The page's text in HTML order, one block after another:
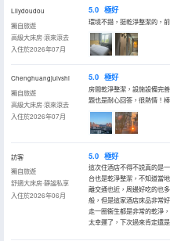
Lilydoudou
獨自旅遊
高級大床房·滾來滾去
入住於2026年07月
5.0 極好
環境不錯，挺乾淨整潔的，
Chenghuangjulvshi
獨自旅遊
高級大床房·滾來滾去
入住於2026年07月
5.0 極好
房間乾淨整潔，設施設備完
題也是耐心回答，很熱情！棒
訪客
獨自旅遊
舒適大床房·靜謐私享
入住於2026年06月
5.0 極好
這次住酒店不得不説真的是
台也是乾淨整潔，不知道當
離交通也近，周邊好吃的也
般，但是這家酒店床品非常
走一圈衞生都是非常的乾淨
太幸運了，下次過來肯定還